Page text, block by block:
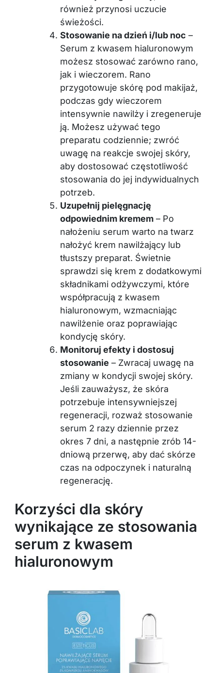
również przynosi uczucie
świeżości.
Stosowanie na dzień i/lub noc –
Serum z kwasem hialuronowym
możesz stosować zarówno rano,
jak i wieczorem. Rano
przygotowuje skórę pod makijaż,
podczas gdy wieczorem
intensywnie nawilży i zregeneruje
ją. Możesz używać tego
preparatu codziennie; zwróć
uwagę na reakcje swojej skóry,
aby dostosować częstotliwość
stosowania do jej indywidualnych
potrzeb.
Uzupełnij pielęgnację
odpowiednim kremem – Po
nałożeniu serum warto na twarz
nałożyć krem nawilżający lub
tłustszy preparat. Świetnie
sprawdzi się krem z dodatkowymi
składnikami odżywczymi, które
współpracują z kwasem
hialuronowym, wzmacniając
nawilżenie oraz poprawiając
kondycję skóry.
Monitoruj efekty i dostosuj
stosowanie – Zwracaj uwagę na
zmiany w kondycji swojej skóry.
Jeśli zauważysz, że skóra
potrzebuje intensywniejszej
regeneracji, rozważ stosowanie
serum 2 razy dziennie przez
okres 7 dni, a następnie zrób 14-
dniową przerwę, aby dać skórze
czas na odpoczynek i naturalną
regenerację.
Korzyści dla skóry
wynikające ze stosowania
serum z kwasem
hialuronowym